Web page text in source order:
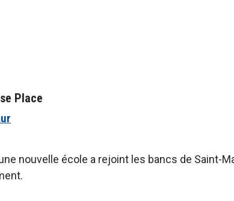
Place
nouvelle école a rejoint les bancs de Saint-